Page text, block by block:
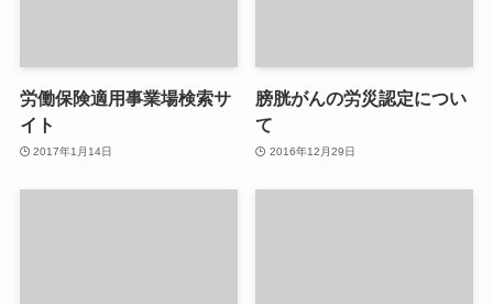
労働保険適用事業場検索サ
イト
2017年1月14日
膀胱がんの労災認定につい
て
2016年12月29日